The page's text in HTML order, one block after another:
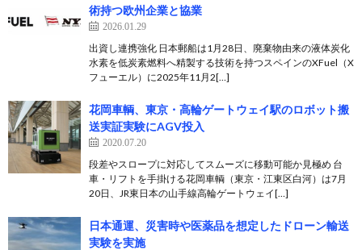
術持つ欧州企業と協業
2026.01.29
出資し連携強化 日本郵船は1月28日、廃棄物由来の液体炭化
水素を低炭素燃料へ精製する技術を持つスペインのXFuel（X
フューエル）に2025年11月2[…]
花岡車輌、東京・高輪ゲートウェイ駅のロボット搬
送実証実験にAGV投入
2020.07.20
段差やスロープに対応してスムーズに移動可能か見極め 台
車・リフトを手掛ける花岡車輌（東京・江東区白河）は7月
20日、JR東日本の山手線高輪ゲートウェイ[…]
日本通運、災害時や医薬品を想定したドローン輸送
実験を実施